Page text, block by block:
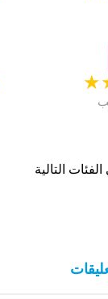
★
التالية